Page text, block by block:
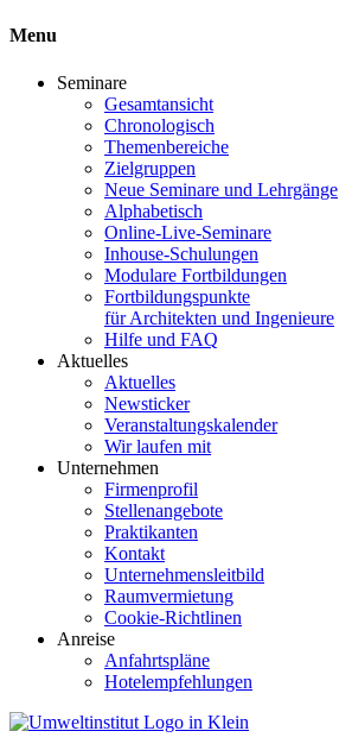
Menu
Seminare
Gesamtansicht
Chronologisch
Themenbereiche
Zielgruppen
Neue Seminare und Lehrgänge
Alphabetisch
Online-Live-Seminare
Inhouse-Schulungen
Modulare Fortbildungen
Fortbildungspunkte
für Architekten und Ingenieure
Hilfe und FAQ
Aktuelles
Aktuelles
Newsticker
Veranstaltungskalender
Wir laufen mit
Unternehmen
Firmenprofil
Stellenangebote
Praktikanten
Kontakt
Unternehmensleitbild
Raumvermietung
Cookie-Richtlinen
Anreise
Anfahrtspläne
Hotelempfehlungen